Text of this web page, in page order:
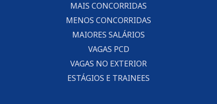
MAIS CONCORRIDAS
MENOS CONCORRIDAS
MAIORES SALÁRIOS
VAGAS PCD
VAGAS NO EXTERIOR
ESTÁGIOS E TRAINEES